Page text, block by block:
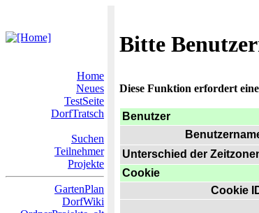
Bitte
Home
Neues
TestSeite
DorfTratsch
Suchen
Teilnehmer
Projekte
GartenPlan
DorfWiki
Diese Funktion erfordert
Benutzer
Unterschied der
Cookie
Cookie